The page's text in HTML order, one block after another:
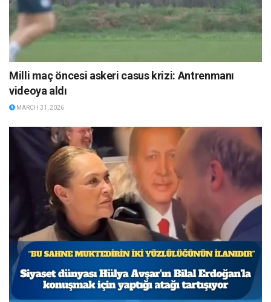
Milli maç öncesi askeri casus krizi: Antrenmanı
videoya aldı
MARCH 31, 2026